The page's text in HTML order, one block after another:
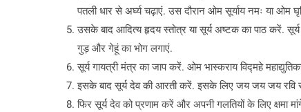
पतली धार से अर्घ्य चढ़ाएं. उस दौरान ओम सूर्याय नमः या ओम
उसके बाद आदित्य हृदय स्तोत्र या सूर्य अष्टक का पाठ करें.
गुड़ और गेहूं का भोग लगाएं.
सूर्य गायत्री मंत्र का जाप करें. ओम भास्कराय विद्महे
इसके बाद सूर्य देव की आरती करें. इसके लिए जय जय जय रवि
फिर सूर्य देव को प्रणाम करें और अपनी गलतियों के लिए क्षमा